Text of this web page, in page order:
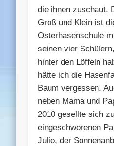
die ihnen zuschaut.
Groß und Klein ist
Osterhasenschule
seinen vier
hinter den Löffeln
hätte ich die
Baum vergessen.
neben Mama und
2010 gesellte sich
eingeschworenen
Julio, der